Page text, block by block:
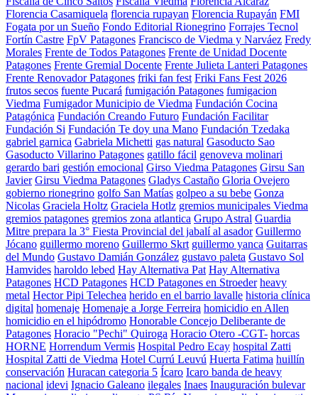
Florencia Casamiquela florencia rupayan Florencia Rupayán FMI
Fogata por un Sueño Fondo Editorial Rionegrino Forrajes Tecnol
Fortín Castre FpV Patagones Francisco de Viedma y Narváez Fredy
Morales Frente de Todos Patagones Frente de Unidad Docente
Patagones Frente Gremial Docente Frente Julieta Lanteri Patagones
Frente Renovador Patagones friki fan fest Friki Fans Fest 2026
frutos secos fuente Pucará fumigación Patagones fumigacion
Viedma Fumigador Municipio de Viedma Fundación Cocina
Patagónica Fundación Creando Futuro Fundación Facilitar
Fundación Si Fundación Te doy una Mano Fundación Tzedaka
gabriel garnica Gabriela Michetti gas natural Gasoducto Sao
Gasoducto Villarino Patagones gatillo fácil genoveva molinari
gerardo bari gestión emocional Girso Viedma Patagones Girsu San
Javier Girsu Viedma Patagones Gladys Castaño Gloria Ovejero
gobierno rionegrino golfo San Matías golpeo a su bebe Gonza
Nicolas Graciela Holtz Graciela Hotlz gremios municipales Viedma
gremios patagones gremios zona atlantica Grupo Astral Guardia
Mitre prepara la 3° Fiesta Provincial del jabalí al asador Guillermo
Jócano guillermo moreno Guillermo Skrt guillermo yanca Guitarras
del Mundo Gustavo Damián González gustavo paleta Gustavo Sol
Hamvides haroldo lebed Hay Alternativa Pat Hay Alternativa
Patagones HCD Patagones HCD Patagones en Stroeder heavy
metal Hector Pipi Telechea herido en el barrio lavalle historia clínica
digital homenaje Homenaje a Jorge Ferreira homicidio en Allen
homicidio en el hipódromo Honorable Concejo Deliberante de
Patagones Horacio "Pechi" Quiroga Horacio Otero -CGT- horcas
HORNE Horrendum Vermis Hospital Pedro Ecay hospital Zatti
Hospital Zatti de Viedma Hotel Currú Leuvú Huerta Fatima huillín
conservación Huracan categoria 5 Ícaro Icaro banda de heavy
nacional idevi Ignacio Galeano ilegales Inaes Inauguración bulevar